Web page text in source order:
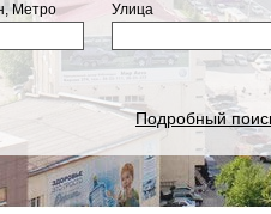
Метро
Улица
Подробный